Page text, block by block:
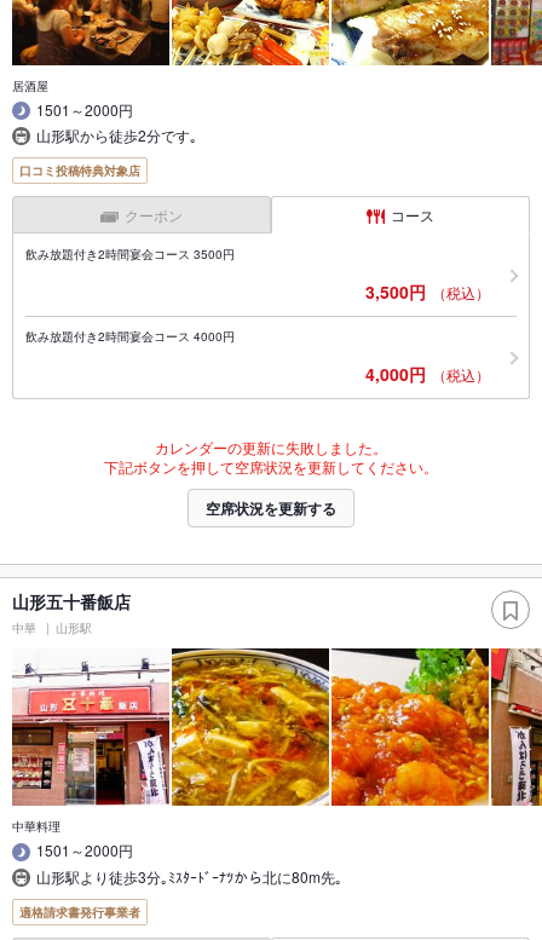
居酒屋
1501～2000円
山形駅から徒歩2分です｡
口コミ投稿特典対象店
クーポン コース
飲み放題付き2時間宴会コース 3500円
3,500円 （税込）
飲み放題付き2時間宴会コース 4000円
4,000円 （税込）
カレンダーの更新に失敗しました。
下記ボタンを押して空席状況を更新してください。
空席状況を更新する
山形五十番飯店
中華 山形駅
中華料理
1501～2000円
山形駅より徒歩3分｡ﾐｽﾀｰﾄﾞｰﾅﾂから北に80m先｡
適格請求書発行事業者